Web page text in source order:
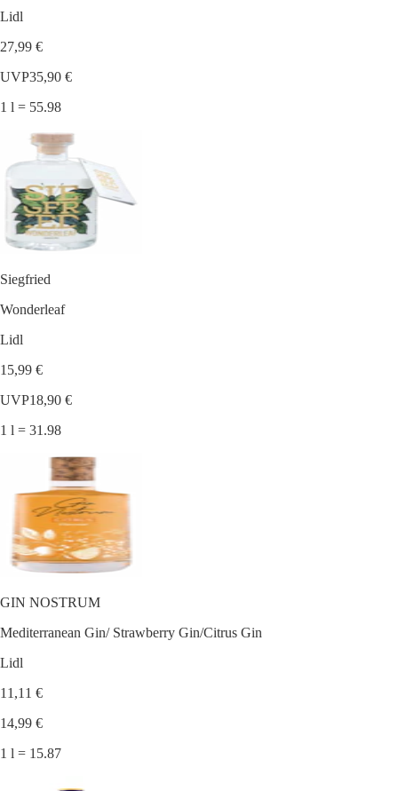
Lidl
27,99 €
UVP35,90 €
1 l = 55.98
Siegfried
Wonderleaf
Lidl
15,99 €
UVP18,90 €
1 l = 31.98
GIN NOSTRUM
Mediterranean Gin/ Strawberry Gin/Citrus Gin
Lidl
11,11 €
14,99 €
1 l = 15.87